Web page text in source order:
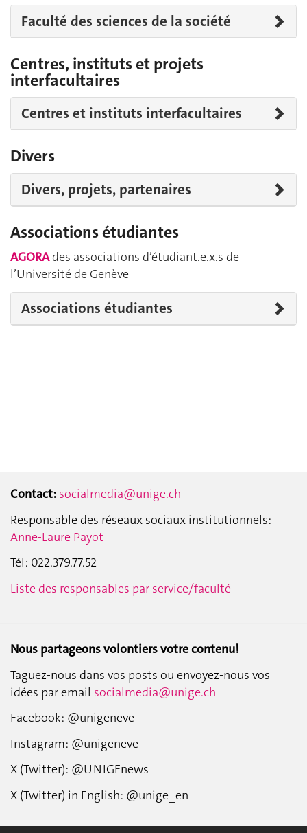
Faculté des sciences de la société
Centres, instituts et projets
interfacultaires
Centres et instituts interfacultaires
Divers
Divers, projets, partenaires
Associations étudiantes
AGORAdes associations d’étudiant.e.x.s de
l’Université de Genève
Associations étudiantes
Contact: socialmedia@unige.ch
Responsable des réseaux sociaux institutionnels:
Anne-Laure Payot
Tél: 022.379.77.52
Liste des responsables par service/faculté
Nous partageons volontiers votre contenu!
Taguez-nous dans vos posts ou envoyez-nous vos
idées par email socialmedia@unige.ch
Facebook: @unigeneve
Instagram: @unigeneve
X (Twitter): @UNIGEnews
X (Twitter) in English: @unige_en